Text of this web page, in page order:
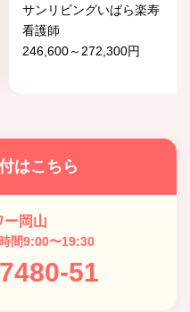
サンリビングいばら楽寿
看護師
246,600～272,300円
はこちら
ー岡山
間9:00〜19:30
51